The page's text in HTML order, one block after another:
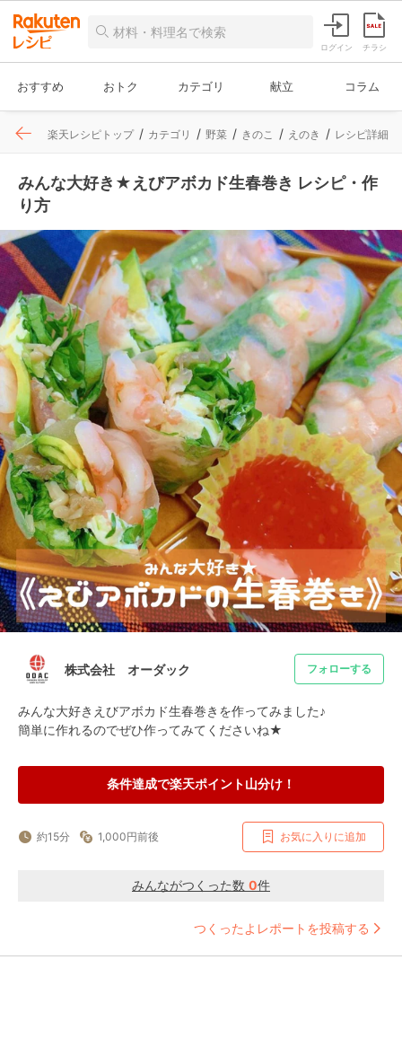
ログイン チラシ
おすすめ おトク カテゴリ 献立 コラム
楽天レシピトップ カテゴリ 野菜 きのこ えのき レシピ詳細
みんな大好き★えびアボカド生春巻き レシピ・作
り方
株式会社 オーダック フォローする
みんな大好きえびアボカド生春巻きを作ってみました♪
簡単に作れるのでぜひ作ってみてくださいね★
条件達成で楽天ポイント山分け！
約15分 1,000円前後 お気に入りに追加
みんながつくった数 0件
つくったよレポートを投稿する